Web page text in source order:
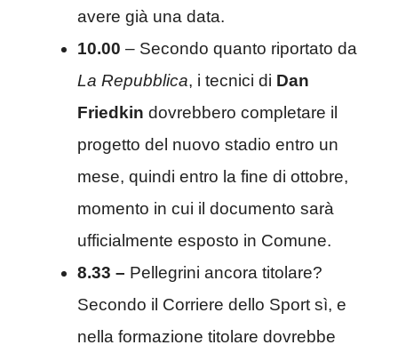
avere già una data.
10.00 – Secondo quanto riportato da
La Repubblica, i tecnici di Dan
Friedkin dovrebbero completare il
progetto del nuovo stadio entro un
mese, quindi entro la fine di ottobre,
momento in cui il documento sarà
ufficialmente esposto in Comune.
8.33 – Pellegrini ancora titolare?
Secondo il Corriere dello Sport sì, e
nella formazione titolare dovrebbe